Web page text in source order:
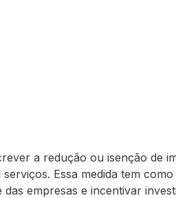
a redução ou isenção de
Essa medida tem
empresas e incentivar